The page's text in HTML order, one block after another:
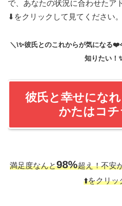
＼\✨彼氏とのこれからが気になる
知りたい！
彼氏と幸せにな
かたはコ
満足度なんと98%超え！不安
⬆️をクリッ